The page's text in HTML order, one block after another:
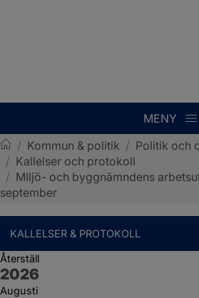
MENY
Sotenäs kommun
/ Kommun & politik / Politik och
/ Kallelser och protokoll
/ MIljö- och byggnämndens
september
KALLELSER & PROTOKOLL
Återställ
År:
2026
Augusti